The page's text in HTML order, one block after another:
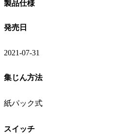
製品仕様
発売日
2021-07-31
集じん方法
紙パック式
スイッチ